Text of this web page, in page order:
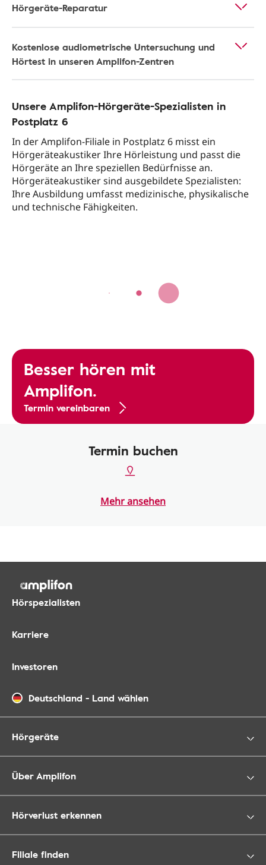
Hörgeräte-Reparatur
Kostenlose audiometrische Untersuchung und
Hörtest in unseren Amplifon-Zentren
Unsere Amplifon-Hörgeräte-Spezialisten in
Postplatz 6
In der Amplifon-Filiale in Postplatz 6 misst ein
Hörgeräteakustiker Ihre Hörleistung und passt die
Hörgeräte an Ihre speziellen Bedürfnisse an.
Hörgeräteakustiker sind ausgebildete Spezialisten:
Ihre Ausbildung umfasst medizinische, physikalische
und technische Fähigkeiten.
Besser hören mit
Amplifon.
Termin vereinbaren
Termin buchen
Mehr ansehen
Hörspezialisten
Karriere
Investoren
Deutschland - Land wählen
Hörgeräte
Über Amplifon
Hörverlust erkennen
Filiale finden